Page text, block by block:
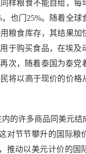
样粮食不能自给，每
也门25%。随着全球
粮食库存，其结果加
于购买食品，在埃及
次，随着泰国为泰党
将以高于现价的价格
的许多商品同美元结
对节节攀升的国际粮
推动以美元计价的国